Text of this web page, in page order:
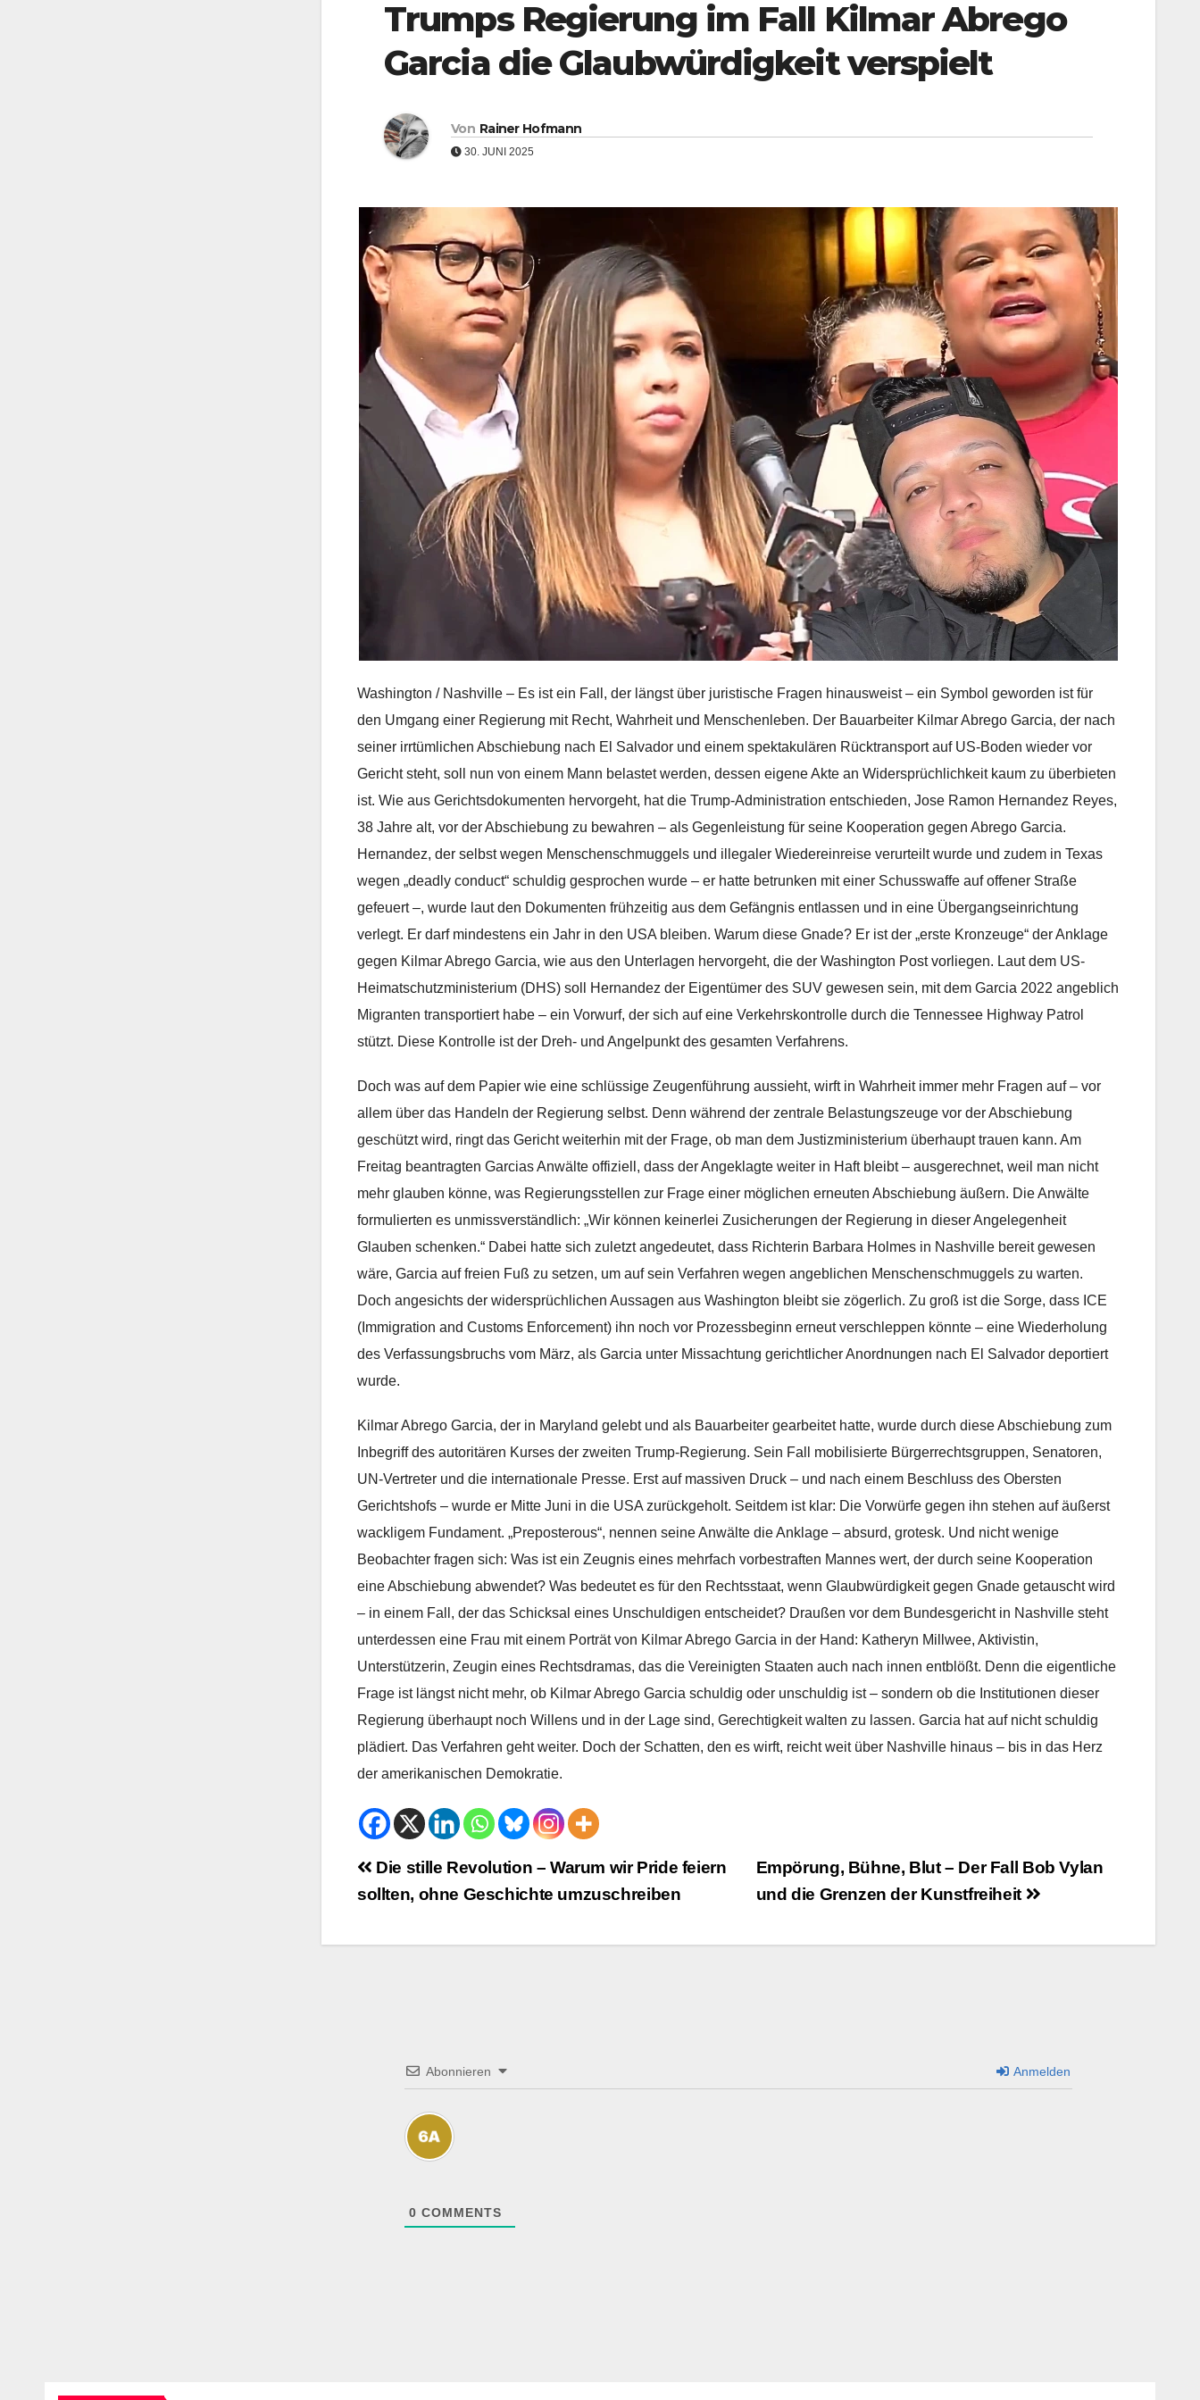
Trumps Regierung im Fall Kilmar Abrego
Garcia die Glaubwürdigkeit verspielt
Von Rainer Hofmann
30. JUNI 2025
Washington / Nashville – Es ist ein Fall, der längst über juristische Fragen hinausweist – ein Symbol geworden ist für
den Umgang einer Regierung mit Recht, Wahrheit und Menschenleben. Der Bauarbeiter Kilmar Abrego Garcia, der nach
seiner irrtümlichen Abschiebung nach El Salvador und einem spektakulären Rücktransport auf US-Boden wieder vor
Gericht steht, soll nun von einem Mann belastet werden, dessen eigene Akte an Widersprüchlichkeit kaum zu überbieten
ist. Wie aus Gerichtsdokumenten hervorgeht, hat die Trump-Administration entschieden, Jose Ramon Hernandez Reyes,
38 Jahre alt, vor der Abschiebung zu bewahren – als Gegenleistung für seine Kooperation gegen Abrego Garcia.
Hernandez, der selbst wegen Menschenschmuggels und illegaler Wiedereinreise verurteilt wurde und zudem in Texas
wegen „deadly conduct“ schuldig gesprochen wurde – er hatte betrunken mit einer Schusswaffe auf offener Straße
gefeuert –, wurde laut den Dokumenten frühzeitig aus dem Gefängnis entlassen und in eine Übergangseinrichtung
verlegt. Er darf mindestens ein Jahr in den USA bleiben. Warum diese Gnade? Er ist der „erste Kronzeuge“ der Anklage
gegen Kilmar Abrego Garcia, wie aus den Unterlagen hervorgeht, die der Washington Post vorliegen. Laut dem US-
Heimatschutzministerium (DHS) soll Hernandez der Eigentümer des SUV gewesen sein, mit dem Garcia 2022 angeblich
Migranten transportiert habe – ein Vorwurf, der sich auf eine Verkehrskontrolle durch die Tennessee Highway Patrol
stützt. Diese Kontrolle ist der Dreh- und Angelpunkt des gesamten Verfahrens.
Doch was auf dem Papier wie eine schlüssige Zeugenführung aussieht, wirft in Wahrheit immer mehr Fragen auf – vor
allem über das Handeln der Regierung selbst. Denn während der zentrale Belastungszeuge vor der Abschiebung
geschützt wird, ringt das Gericht weiterhin mit der Frage, ob man dem Justizministerium überhaupt trauen kann. Am
Freitag beantragten Garcias Anwälte offiziell, dass der Angeklagte weiter in Haft bleibt – ausgerechnet, weil man nicht
mehr glauben könne, was Regierungsstellen zur Frage einer möglichen erneuten Abschiebung äußern. Die Anwälte
formulierten es unmissverständlich: „Wir können keinerlei Zusicherungen der Regierung in dieser Angelegenheit
Glauben schenken.“ Dabei hatte sich zuletzt angedeutet, dass Richterin Barbara Holmes in Nashville bereit gewesen
wäre, Garcia auf freien Fuß zu setzen, um auf sein Verfahren wegen angeblichen Menschenschmuggels zu warten.
Doch angesichts der widersprüchlichen Aussagen aus Washington bleibt sie zögerlich. Zu groß ist die Sorge, dass ICE
(Immigration and Customs Enforcement) ihn noch vor Prozessbeginn erneut verschleppen könnte – eine Wiederholung
des Verfassungsbruchs vom März, als Garcia unter Missachtung gerichtlicher Anordnungen nach El Salvador deportiert
wurde.
Kilmar Abrego Garcia, der in Maryland gelebt und als Bauarbeiter gearbeitet hatte, wurde durch diese Abschiebung zum
Inbegriff des autoritären Kurses der zweiten Trump-Regierung. Sein Fall mobilisierte Bürgerrechtsgruppen, Senatoren,
UN-Vertreter und die internationale Presse. Erst auf massiven Druck – und nach einem Beschluss des Obersten
Gerichtshofs – wurde er Mitte Juni in die USA zurückgeholt. Seitdem ist klar: Die Vorwürfe gegen ihn stehen auf äußerst
wackligem Fundament. „Preposterous“, nennen seine Anwälte die Anklage – absurd, grotesk. Und nicht wenige
Beobachter fragen sich: Was ist ein Zeugnis eines mehrfach vorbestraften Mannes wert, der durch seine Kooperation
eine Abschiebung abwendet? Was bedeutet es für den Rechtsstaat, wenn Glaubwürdigkeit gegen Gnade getauscht wird
– in einem Fall, der das Schicksal eines Unschuldigen entscheidet? Draußen vor dem Bundesgericht in Nashville steht
unterdessen eine Frau mit einem Porträt von Kilmar Abrego Garcia in der Hand: Katheryn Millwee, Aktivistin,
Unterstützerin, Zeugin eines Rechtsdramas, das die Vereinigten Staaten auch nach innen entblößt. Denn die eigentliche
Frage ist längst nicht mehr, ob Kilmar Abrego Garcia schuldig oder unschuldig ist – sondern ob die Institutionen dieser
Regierung überhaupt noch Willens und in der Lage sind, Gerechtigkeit walten zu lassen. Garcia hat auf nicht schuldig
plädiert. Das Verfahren geht weiter. Doch der Schatten, den es wirft, reicht weit über Nashville hinaus – bis in das Herz
der amerikanischen Demokratie.
Beitrags-
Navigation
Empörung, Bühne, Blut – Der Fall Bob Vylan
und die Grenzen der Kunstfreiheit
Die stille Revolution – Warum wir Pride feiern
sollten, ohne Geschichte umzuschreiben
Abonnieren Anmelden
0 COMMENTS